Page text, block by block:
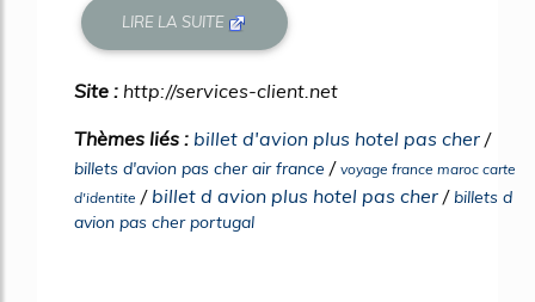
LIRE LA SUITE
Site : http://services-client.net
Thèmes liés : billet d'avion plus hotel pas cher /
billets d'avion pas cher air france / voyage france maroc carte
d'identite / billet d avion plus hotel pas cher /billets d
avion pas cher portugal